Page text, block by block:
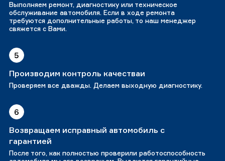
Выполняем ремонт, диагностику или техническое
обслуживание автомобиля. Если в ходе ремонта
требуются дополнительные работы, то наш менеджер
свяжется с Вами.
5
Производим контроль качестваи
Проверяем все дважды. Делаем выходную диагностику.
6
Возвращаем исправный автомобиль с
гарантией
После того, как полностью проверили работоспособность